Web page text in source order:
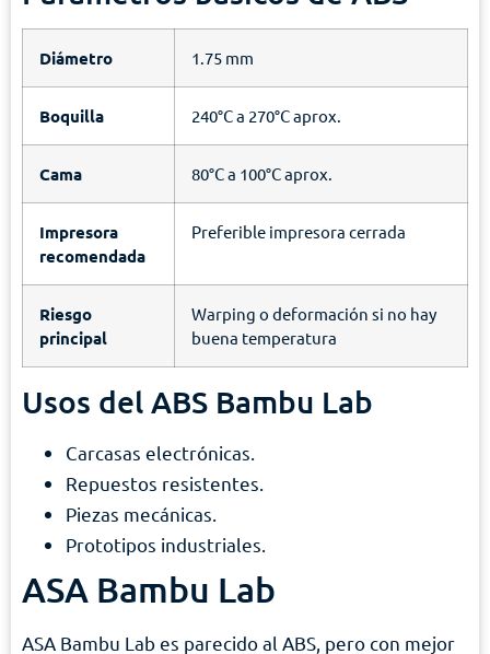
Diámetro 1.75 mm
Boquilla 240°C a 270°C aprox.
Cama 80°C a 100°C aprox.
Impresora
recomendada
Preferible impresora cerrada
Riesgo
principal
Warping o deformación si no hay
buena temperatura
Usos del ABS Bambu Lab
Carcasas electrónicas.
Repuestos resistentes.
Piezas mecánicas.
Prototipos industriales.
ASA Bambu Lab
ASA Bambu Lab es parecido al ABS, pero con mejor